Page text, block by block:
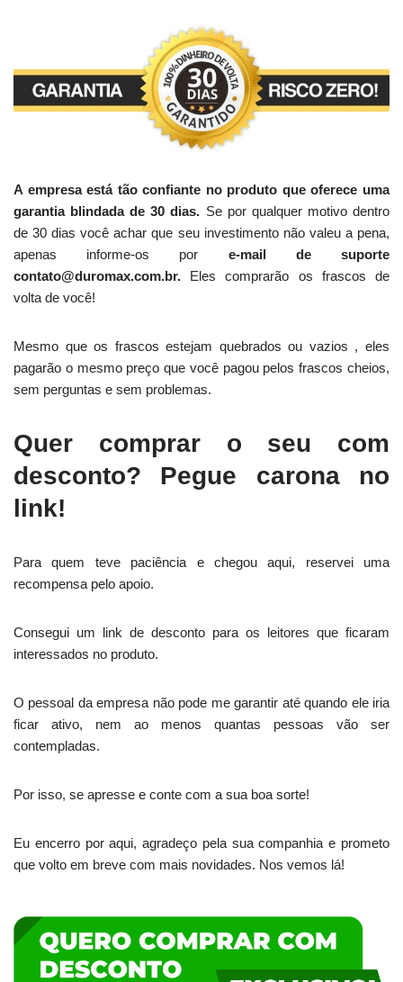
A empresa está tão confiante no produto que oferece uma
garantia blindada de 30 dias. Se por qualquer motivo dentro
de 30 dias você achar que seu investimento não valeu a pena,
apenas informe-os por e-mail de suporte
contato@duromax.com.br. Eles comprarão os frascos de
volta de você!
Mesmo que os frascos estejam quebrados ou vazios , eles
pagarão o mesmo preço que você pagou pelos frascos cheios,
sem perguntas e sem problemas.
Quer comprar o seu com
desconto? Pegue carona no
link!
Para quem teve paciência e chegou aqui, reservei uma
recompensa pelo apoio.
Consegui um link de desconto para os leitores que ficaram
interessados no produto.
O pessoal da empresa não pode me garantir até quando ele iria
ficar ativo, nem ao menos quantas pessoas vão ser
contempladas.
Por isso, se apresse e conte com a sua boa sorte!
Eu encerro por aqui, agradeço pela sua companhia e prometo
que volto em breve com mais novidades. Nos vemos lá!